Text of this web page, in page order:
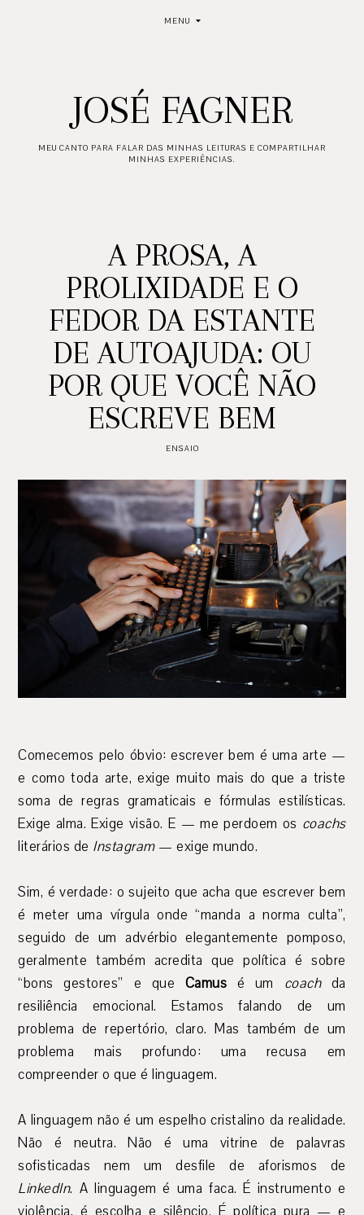
MENU
JOSÉ FAGNER
MEU CANTO PARA FALAR DAS MINHAS LEITURAS E COMPARTILHAR
MINHAS EXPERIÊNCIAS.
A PROSA, A
PROLIXIDADE E O
FEDOR DA ESTANTE
DE AUTOAJUDA: OU
POR QUE VOCÊ NÃO
ESCREVE BEM
ENSAIO
Comecemos pelo óbvio: escrever bem é uma arte —
e como toda arte, exige muito mais do que a triste
soma de regras gramaticais e fórmulas estilísticas.
Exige alma. Exige visão. E — me perdoem os coachs
literários de Instagram— exige mundo.
Sim, é verdade: o sujeito que acha que escrever bem
é meter uma vírgula onde “manda a norma culta”,
seguido de um advérbio elegantemente pomposo,
geralmente também acredita que política é sobre
“bons gestores” e que Camus é um coach da
resiliência emocional. Estamos falando de um
problema de repertório, claro. Mas também de um
problema mais profundo: uma recusa em
compreender o que é linguagem.
A linguagem não é um espelho cristalino da realidade.
Não é neutra. Não é uma vitrine de palavras
sofisticadas nem um desfile de aforismos de
LinkedIn. A linguagem é uma faca. É instrumento e